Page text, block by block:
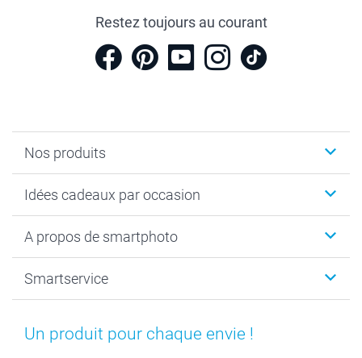
Restez toujours au courant
Nos produits
Calendrier photo & Agenda photo
Tirage photo & agrandissement
Faire-part & Cartes
Coques smartphone
Idées cadeaux par occasion
Anniversaire
Naissance & baptême
Fête des Mères
A propos de smartphoto
Plan du site
Droit de rétraction
Smartservice
Aide
Un produit pour chaque envie !